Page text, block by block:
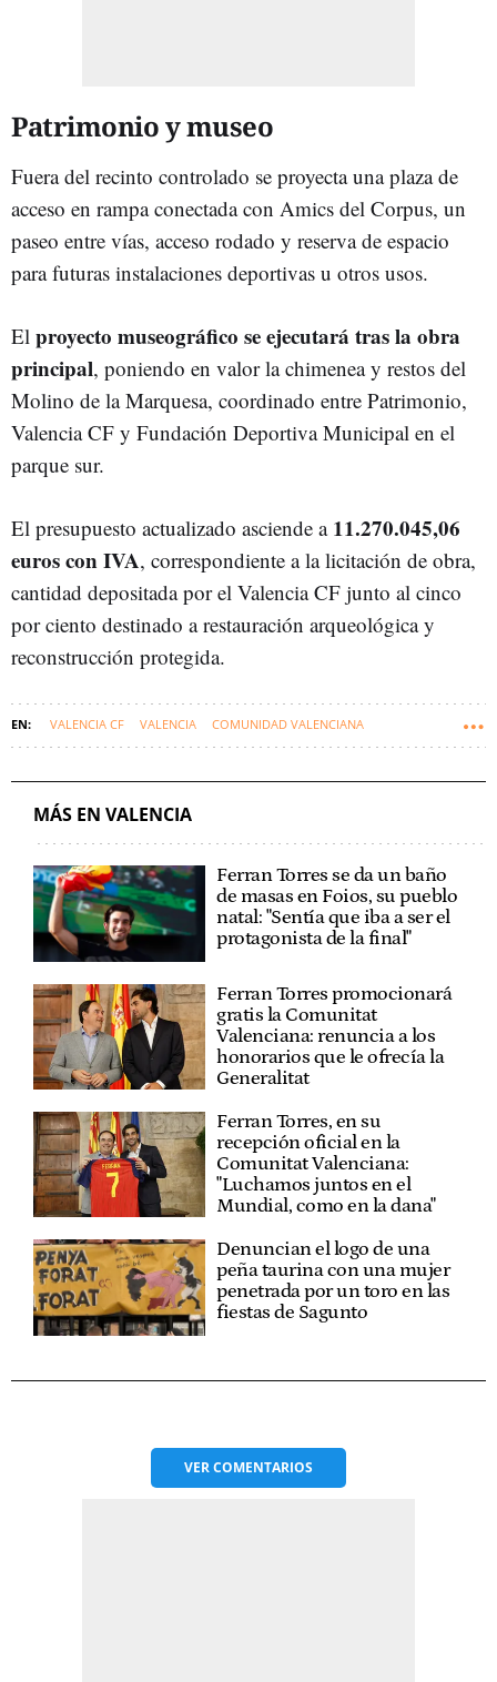
Patrimonio y museo
Fuera del recinto controlado se proyecta una plaza de
acceso en rampa conectada con Amics del Corpus, un
paseo entre vías, acceso rodado y reserva de espacio
para futuras instalaciones deportivas u otros usos.
El proyecto museográfico se ejecutará tras la obra
principal, poniendo en valor la chimenea y restos del
Molino de la Marquesa, coordinado entre Patrimonio,
Valencia CF y Fundación Deportiva Municipal en el
parque sur.
El presupuesto actualizado asciende a 11.270.045,06
euros con IVA, correspondiente a la licitación de obra,
cantidad depositada por el Valencia CF junto al cinco
por ciento destinado a restauración arqueológica y
reconstrucción protegida.
VALENCIA CF VALENCIA COMUNIDAD VALENCIANA
MÁS EN VALENCIA
Ferran Torres se da un baño
de masas en Foios, su pueblo
natal: "Sentía que iba a ser el
protagonista de la final"
Ferran Torres promocionará
gratis la Comunitat
Valenciana: renuncia a los
honorarios que le ofrecía la
Generalitat
Ferran Torres, en su
recepción oficial en la
Comunitat Valenciana:
"Luchamos juntos en el
Mundial, como en la dana"
Denuncian el logo de una
peña taurina con una mujer
penetrada por un toro en las
fiestas de Sagunto
VERCOMENTARIOS